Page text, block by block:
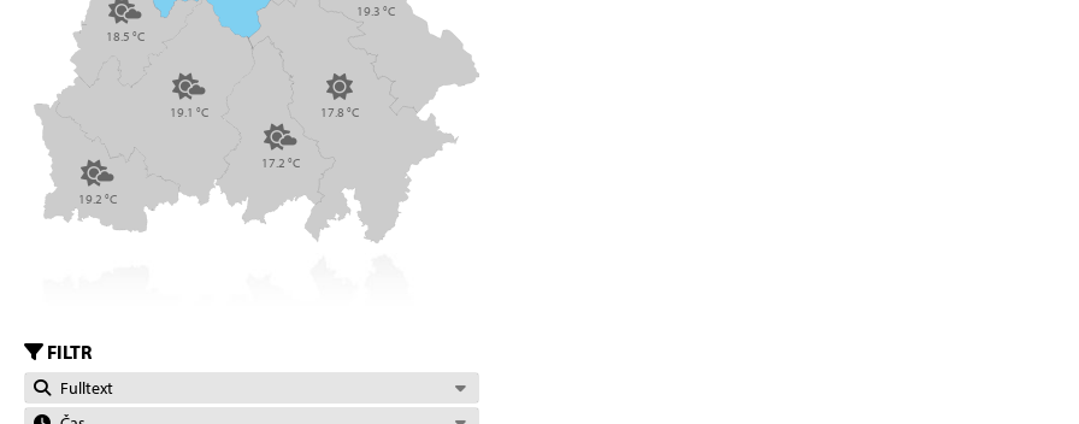
19.1 °C
19.2 °C
18.5 °C
17.8 °C
17.2 °C
19.3 °C
FILTR
Fulltext